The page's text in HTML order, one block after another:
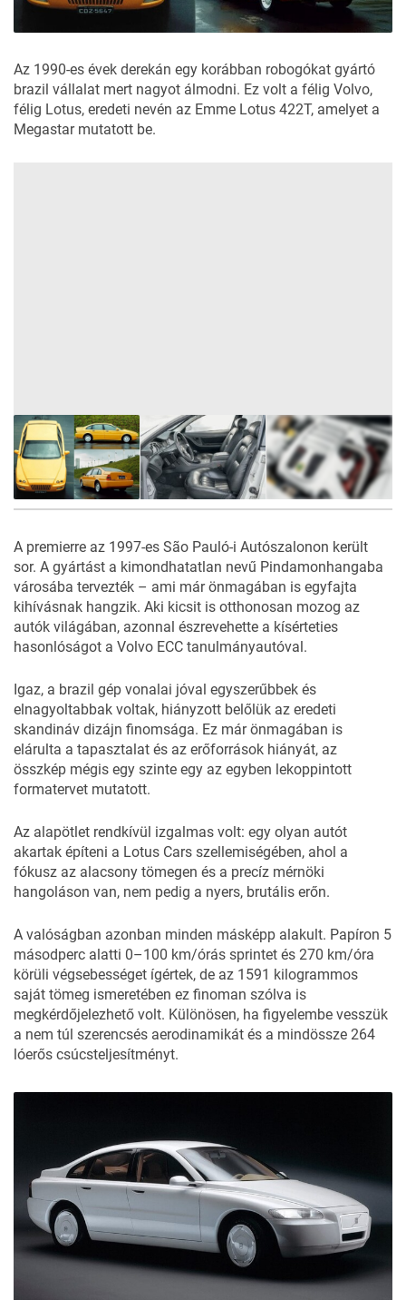
Az 1990-es évek derekán egy korábban robogókat gyártó
brazil vállalat mert nagyot álmodni. Ez volt a félig Volvo,
félig Lotus, eredeti nevén az Emme Lotus 422T, amelyet a
Megastar mutatott be.
A premierre az 1997-es São Pauló-i Autószalonon került
sor. A gyártást a kimondhatatlan nevű Pindamonhangaba
városába tervezték – ami már önmagában is egyfajta
kihívásnak hangzik. Aki kicsit is otthonosan mozog az
autók világában, azonnal észrevehette a kísérteties
hasonlóságot a Volvo ECC tanulmányautóval.
Igaz, a brazil gép vonalai jóval egyszerűbbek és
elnagyoltabbak voltak, hiányzott belőlük az eredeti
skandináv dizájn finomsága. Ez már önmagában is
elárulta a tapasztalat és az erőforrások hiányát, az
összkép mégis egy szinte egy az egyben lekoppintott
formatervet mutatott.
Az alapötlet rendkívül izgalmas volt: egy olyan autót
akartak építeni a Lotus Cars szellemiségében, ahol a
fókusz az alacsony tömegen és a precíz mérnöki
hangoláson van, nem pedig a nyers, brutális erőn.
A valóságban azonban minden másképp alakult. Papíron 5
másodperc alatti 0–100 km/órás sprintet és 270 km/óra
körüli végsebességet ígértek, de az 1591 kilogrammos
saját tömeg ismeretében ez finoman szólva is
megkérdőjelezhető volt. Különösen, ha figyelembe vesszük
a nem túl szerencsés aerodinamikát és a mindössze 264
lóerős csúcsteljesítményt.